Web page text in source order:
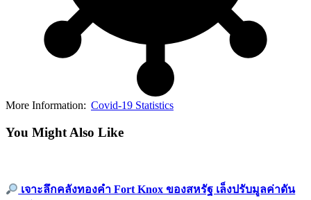
More Information: Covid-19 Statistics
You Might Also Like
เจาะลึกคลังทองคำ Fort Knox ของสหรัฐ เล็งปรับมูลค่าดัน